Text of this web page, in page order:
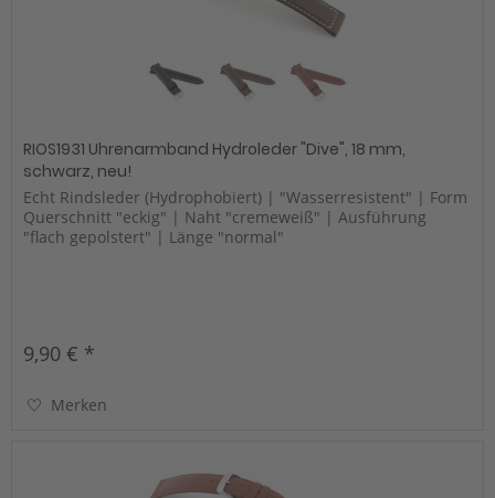
RIOS1931 Uhrenarmband Hydroleder "Dive", 18 mm,
schwarz, neu!
Echt Rindsleder (Hydrophobiert) | "Wasserresistent" | Form
Querschnitt "eckig" | Naht "cremeweiß" | Ausführung
"flach gepolstert" | Länge "normal"
9,90 € *
Merken